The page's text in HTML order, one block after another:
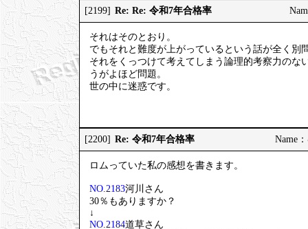
[2199] Re: Re: 令和7年合格率
それはそのとおり。
でもそれと難度が上がっているという話が全く別
それをくっつけて考えてしまう論理的考察力の
うがよほど問題。
世の中に迷惑です。
[2200] Re: 令和7年合格率 Name
ロムっていた私の感想を書きます。
NO.2183河川さん
30％もありますか？
↓
NO.2184道草さん